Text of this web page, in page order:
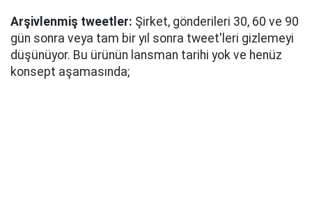
Arşivlenmiş tweetler: Şirket, gönderileri 30, 60 ve 90
gün sonra veya tam bir yıl sonra tweet'leri gizlemeyi
düşünüyor. Bu ürünün lansman tarihi yok ve henüz
konsept aşamasında;